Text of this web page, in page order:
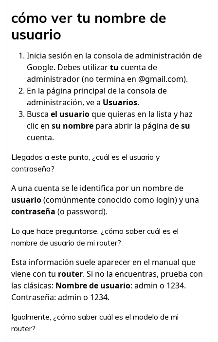
cómo ver tu nombre de
usuario
Inicia sesión en la consola de administración de
Google. Debes utilizartu cuenta de
administrador (no termina en @gmail.com).
En la página principal de la consola de
administración, ve a Usuarios.
Busca el usuarioque quieras en la lista y haz
clic en su nombre para abrir la página desu
cuenta.
Llegados a este punto, ¿cuál es el usuario y
contraseña?
A una cuenta se le identifica por un nombre de
usuario(comúnmente conocido como login) y una
contraseña (o password).
Lo que hace preguntarse, ¿cómo saber cuál es el
nombre de usuario de mi router?
Esta información suele aparecer en el manual que
viene con tu router. Si no la encuentras, prueba con
las clásicas: Nombre de usuario: admin o 1234.
Contraseña: admin o 1234.
Igualmente, ¿cómo saber cuál es el modelo de mi
router?